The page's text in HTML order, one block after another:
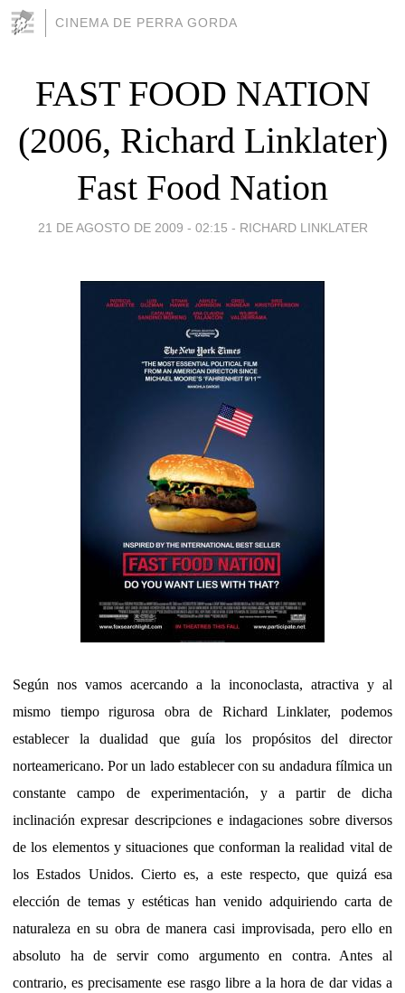
CINEMA DE PERRA GORDA
FAST FOOD NATION
(2006, Richard Linklater)
Fast Food Nation
21 DE AGOSTO DE 2009 - 02:15 - RICHARD LINKLATER
Según nos vamos acercando a la inconoclasta, atractiva y al
mismo tiempo rigurosa obra de Richard Linklater, podemos
establecer la dualidad que guía los propósitos del director
norteamericano. Por un lado establecer con su andadura fílmica un
constante campo de experimentación, y a partir de dicha
inclinación expresar descripciones e indagaciones sobre diversos
de los elementos y situaciones que conforman la realidad vital de
los Estados Unidos. Cierto es, a este respecto, que quizá esa
elección de temas y estéticas han venido adquiriendo carta de
naturaleza en su obra de manera casi improvisada, pero ello en
absoluto ha de servir como argumento en contra. Antes al
contrario, es precisamente ese rasgo libre a la hora de dar vidas a